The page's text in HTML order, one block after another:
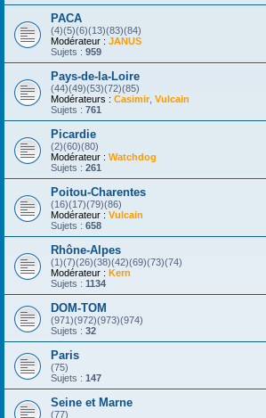
PACA
(4)(5)(6)(13)(83)(84)
Modérateur : JANUS
Sujets : 959
Pays-de-la-Loire
(44)(49)(53)(72)(85)
Modérateurs : Casimir, Vulcain
Sujets : 761
Picardie
(2)(60)(80)
Modérateur : Watchdog
Sujets : 261
Poitou-Charentes
(16)(17)(79)(86)
Modérateur : Vulcain
Sujets : 658
Rhône-Alpes
(1)(7)(26)(38)(42)(69)(73)(74)
Modérateur : Kern
Sujets : 1134
DOM-TOM
(971)(972)(973)(974)
Sujets : 32
Paris
(75)
Sujets : 147
Seine et Marne
(77)